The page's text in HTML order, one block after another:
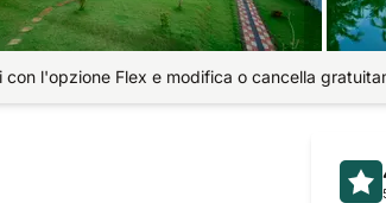
con l'opzione Flex e modifica o cancella